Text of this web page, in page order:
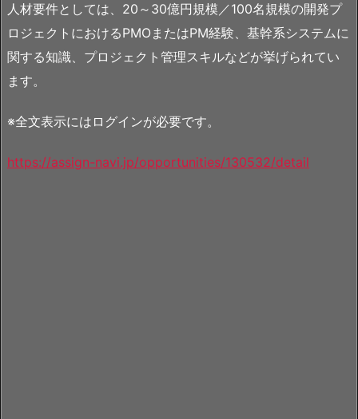
人材要件としては、20～30億円規模／100名規模の開発プ
ロジェクトにおけるPMOまたはPM経験、基幹系システムに
関する知識、プロジェクト管理スキルなどが挙げられてい
ます。
※全文表示にはログインが必要です。
https://assign-navi.jp/opportunities/130532/detail